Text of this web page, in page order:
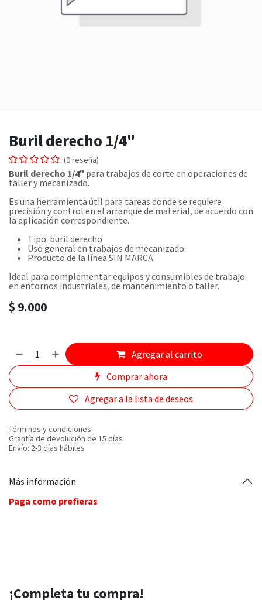
Buril derecho 1/4"
(0 reseña)
Buril derecho 1/4" para trabajos de corte en operaciones de
taller y mecanizado.
Es una herramienta útil para tareas donde se requiere
precisión y control en el arranque de material, de acuerdo con
la aplicación correspondiente.
Tipo: buril derecho
Uso general en trabajos de mecanizado
Producto de la línea SIN MARCA
Ideal para complementar equipos y consumibles de trabajo
en entornos industriales, de mantenimiento o taller.
$ 9.000
Agregar al carrito
Comprar ahora
Agregar a la lista de deseos
Términos y condiciones
Grantía de devolución de 15 días
Envío: 2-3 días hábiles
Más información
Paga como prefieras
¡Completa tu compra!